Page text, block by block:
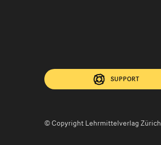
SUPPORT
© Copyright Lehrmittelverlag Zürich